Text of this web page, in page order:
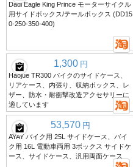
Dadi Eagle King Prince モーターサイクル
用サイドボックス/テールボックス (DD15
0-250-350-400)
1,300 円
Haojue TR300 バイクのサイドケース、
リアケース、内張り、収納ボックス、レ
ザー、防水・耐衝撃改造アクセサリーに
適しています
53,570 円
AYAY バイク用 25L サイドケース、バイ
ク用 16L 電動車両用 3ボックス サイドケ
ース、サイドケース、汎用両面ケース